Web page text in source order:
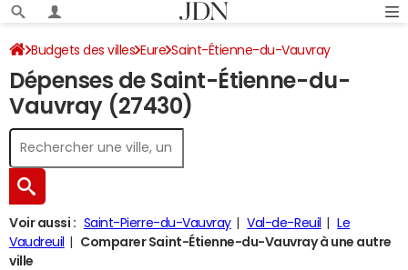
Budgets des villes Eure Saint-Étienne-du-Vauvray
Dépenses 2024
Dépenses de Saint-Étienne-du-
Vauvray (27430)
Voir aussi : Saint-Pierre-du-Vauvray Val-de-Reuil
Le
Vaudreuil
Comparer Saint-Étienne-du-Vauvray à une autre
ville